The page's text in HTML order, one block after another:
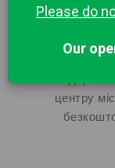
центру
Please do
Our